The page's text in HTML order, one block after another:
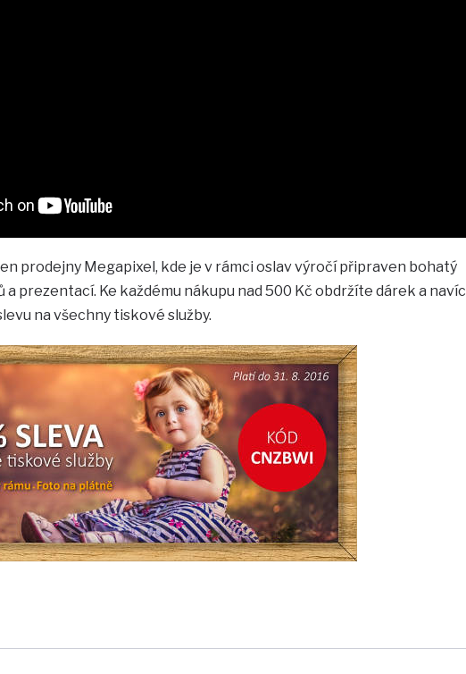
prodejny Megapixel, kde je v rámci oslav výročí připraven bohatý
prezentací. Ke každému nákupu nad 500 Kč obdržíte dárek a navíc
na všechny tiskové služby.